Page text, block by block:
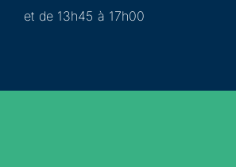
et de 13h45 à 17h00